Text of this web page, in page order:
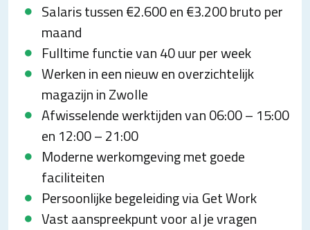
Salaris tussen €2.600 en €3.200 bruto per
maand
Fulltime functie van 40 uur per week
Werken in een nieuw en overzichtelijk
magazijn in Zwolle
Afwisselende werktijden van 06:00 – 15:00
en 12:00 – 21:00
Moderne werkomgeving met goede
faciliteiten
Persoonlijke begeleiding via Get Work
Vast aanspreekpunt voor al je vragen